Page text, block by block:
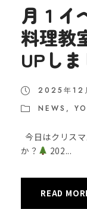
月１イ
料理教
UPし
2025年12
NEWS ,
今日はクリス
か？
202...
READ